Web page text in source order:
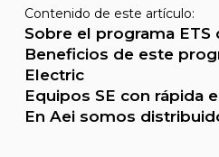
Contenido de este artículo:
Sobre el programa ETS
Beneficios de este
Electric
Equipos SE con rápida
En Aei somos